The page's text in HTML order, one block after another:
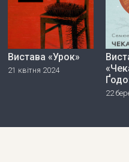
Вистава «Урок»
21 квітня 2024
22